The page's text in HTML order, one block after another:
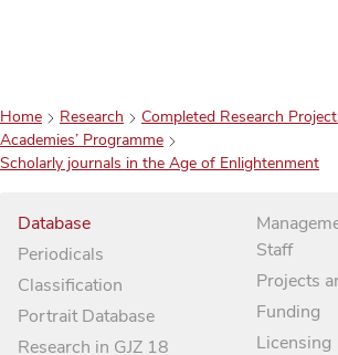
Home Research
Completed Research
Academies’ Programme
Scholarly journals in the Age of Enlightenment
Database
Periodicals
Classification
Portrait Database
Research in GJZ 18
Staff
Projects
Funding
Licensing